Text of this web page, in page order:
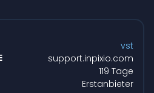
vst
support.inpixio.com
119 Tage
Erstanbieter